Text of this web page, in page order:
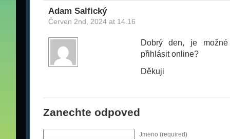
Adam Salfický
Červen 2nd, 2024 at 14.16
Dobrý den, je
přihlásit online?
Děkuji
Zanechte odpoved
Jmeno (required)